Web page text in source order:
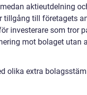
aktieutdelning
tillgång till företagets
investerare som tror
mot bolaget utan
olika extra